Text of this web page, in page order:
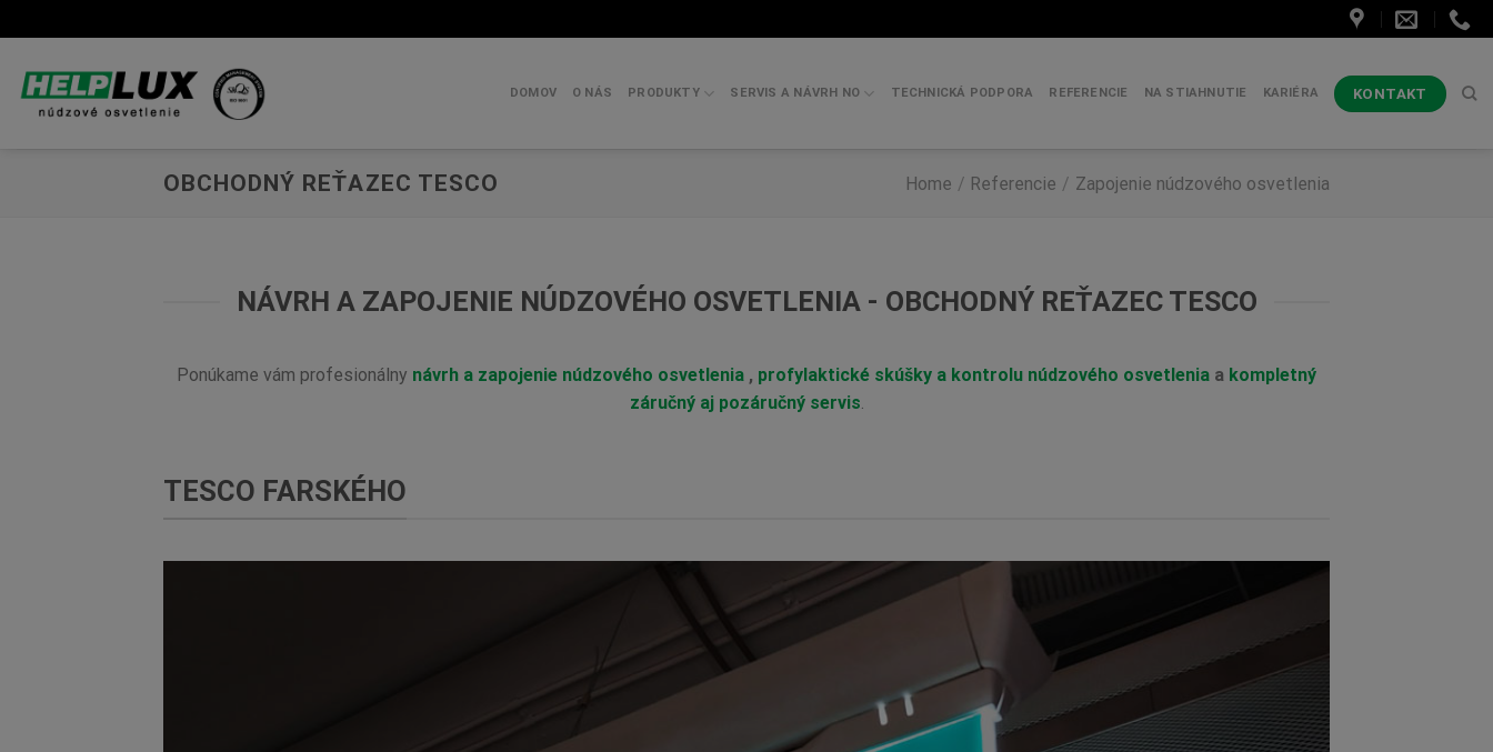
to
content
DOMOV O NÁS PRODUKTY SERVIS A NÁVRH NO TECHNICKÁ PODPORA REFERENCIE NA STIAHNUTIE KARIÉRA KONTAKT
OBCHODNÝ REŤAZEC TESCO Home / Referencie / Zapojenie núdzového osvetlenia
NÁVRH A ZAPOJENIE NÚDZOVÉHO OSVETLENIA - OBCHODNÝ REŤAZEC TESCO
Ponúkame vám profesionálny návrh a zapojenie núdzového osvetlenia , profylaktické skúšky a kontrolu núdzového osvetlenia a kompletný
záručný aj pozáručný servis
TESCO FARSKÉHO